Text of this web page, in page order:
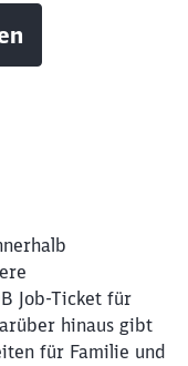
Job-Ticket für
hinaus gibt
für Familie und
Weiter